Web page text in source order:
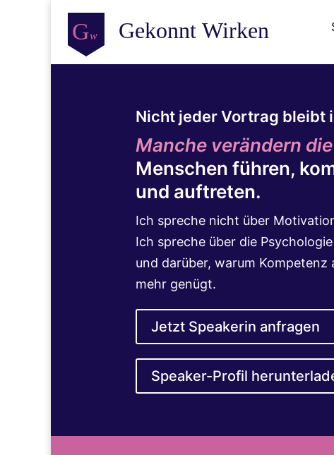
Nicht jeder Vortrag bleibt
Manche verändern
Menschen führen,
und auftreten.
Ich spreche nicht über
Ich spreche über die
und darüber, warum Kompetenz
mehr genügt.
Jetzt Speakerin anfragen
Speaker-Profil